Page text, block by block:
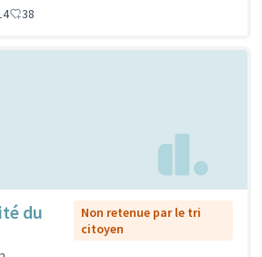
38
du
Non retenue par le tri
citoyen